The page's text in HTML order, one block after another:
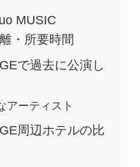
MUSIC
・所要時間
で過去に公演し
アーティスト
周辺ホテルの比